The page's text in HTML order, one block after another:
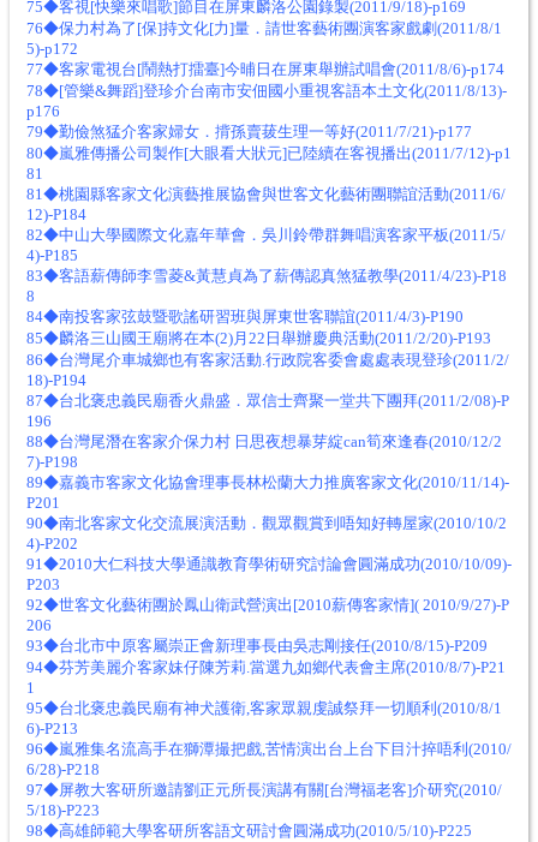
75◆客視[快樂來唱歌]節目在屏東麟洛公園錄製(2011/9/18)-p169
76◆保力村為了[保]持文化[力]量．請世客藝術團演客家戲劇(2011/8/1
5)-p172
77◆客家電視台[鬧熱打擂臺]今晡日在屏東舉辦試唱會(2011/8/6)-p174
78◆[管樂&舞蹈]登珍介台南市安佃國小重視客語本土文化(2011/8/13)-
p176
79◆勤儉煞猛介客家婦女．揹孫賣菝生理一等好(2011/7/21)-p177
80◆嵐雅傳播公司製作[大眼看大狀元]已陸續在客視播出(2011/7/12)-p1
81
81◆桃園縣客家文化演藝推展協會與世客文化藝術團聯誼活動(2011/6/
12)-P184
82◆中山大學國際文化嘉年華會．吳川鈴帶群舞唱演客家平板(2011/5/
4)-P185
83◆客語薪傳師李雪菱&黃慧貞為了薪傳認真煞猛教學(2011/4/23)-P18
8
84◆南投客家弦鼓暨歌謠研習班與屏東世客聯誼(2011/4/3)-P190
85◆麟洛三山國王廟將在本(2)月22日舉辦慶典活動(2011/2/20)-P193
86◆台灣尾介車城鄉也有客家活動.行政院客委會處處表現登珍(2011/2/
18)-P194
87◆台北褒忠義民廟香火鼎盛．眾信士齊聚一堂共下團拜(2011/2/08)-P
196
88◆台灣尾潛在客家介保力村 日思夜想暴芽綻can筍來逢春(2010/12/2
7)-P198
89◆嘉義市客家文化協會理事長林松蘭大力推廣客家文化(2010/11/14)-
P201
90◆南北客家文化交流展演活動．觀眾觀賞到唔知好轉屋家(2010/10/2
4)-P202
91◆2010大仁科技大學通識教育學術研究討論會圓滿成功(2010/10/09)-
P203
92◆世客文化藝術團於鳳山衛武營演出[2010薪傳客家情]( 2010/9/27)-P
206
93◆台北市中原客屬崇正會新理事長由吳志剛接任(2010/8/15)-P209
94◆芬芳美麗介客家妹仔陳芳莉.當選九如鄉代表會主席(2010/8/7)-P21
1
95◆台北褒忠義民廟有神犬護衛,客家眾親虔誠祭拜一切順利(2010/8/1
6)-P213
96◆嵐雅集名流高手在獅潭撮把戲,苦情演出台上台下目汁捽唔利(2010/
6/28)-P218
97◆屏教大客研所邀請劉正元所長演講有關[台灣福老客]介研究(2010/
5/18)-P223
98◆高雄師範大學客研所客語文研討會圓滿成功(2010/5/10)-P225